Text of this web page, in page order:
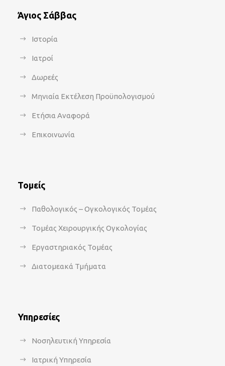
Άγιος Σάββας
Ιστορία
Ιατροί
Δωρεές
Μηνιαία Εκτέλεση Προϋπολογισμού
Ετήσια Αναφορά
Επικοινωνία
Τομείς
Παθολογικός – Ογκολογικός Τομέας
Τομέας Χειρουργικής Ογκολογίας
Εργαστηριακός Τομέας
Διατομεακά Τμήματα
Υπηρεσίες
Νοσηλευτική Υπηρεσία
Ιατρική Υπηρεσία